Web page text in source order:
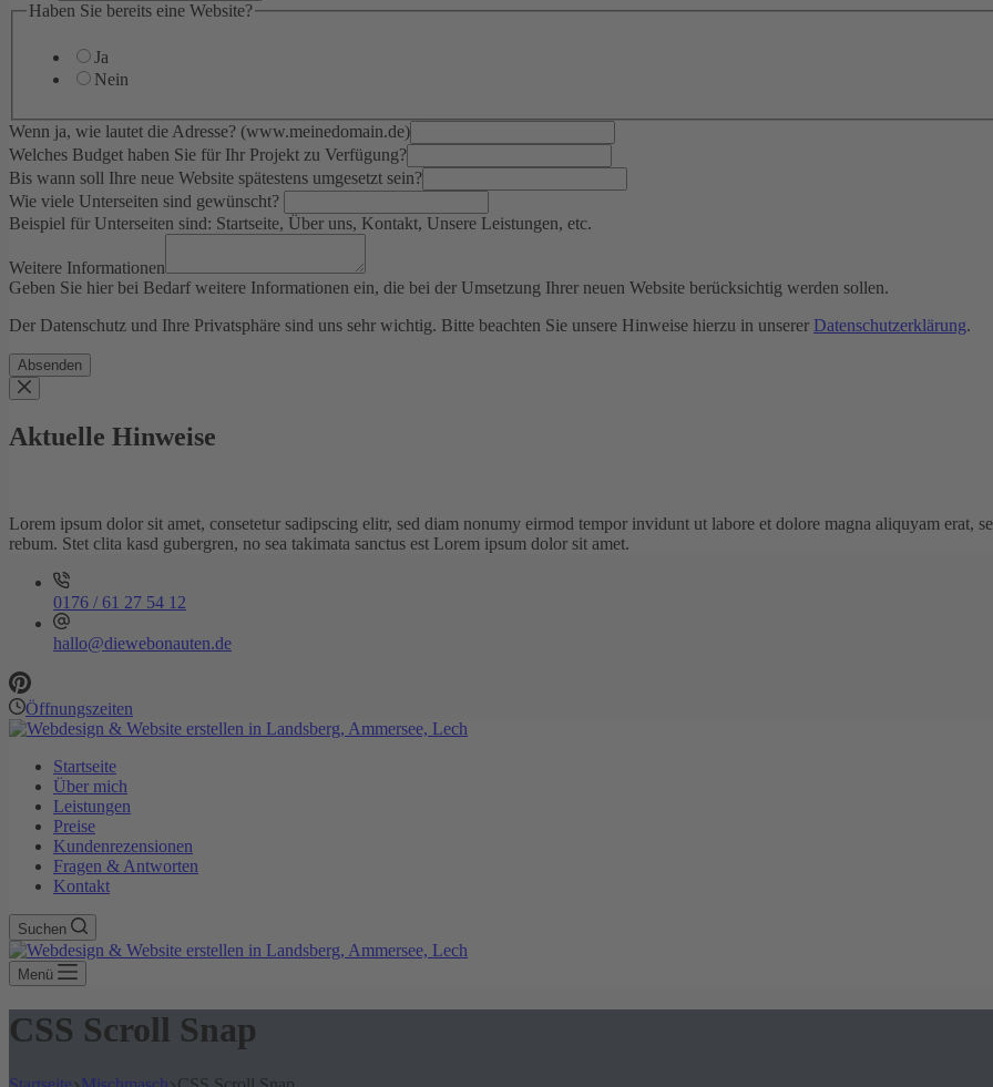
Haben Sie bereits eine Website?
Ja
Nein
Wenn ja, wie lautet die Adresse? (www.meinedomain.de)
Welches Budget haben Sie für Ihr Projekt zu Verfügung?
Bis wann soll Ihre neue Website spätestens umgesetzt sein?
Wie viele Unterseiten sind gewünscht?
Beispiel für Unterseiten sind: Startseite, Über uns, Kontakt, Unsere Leistungen, etc.
Weitere Informationen
Geben Sie hier bei Bedarf weitere Informationen ein, die bei der Umsetzung Ihrer neuen Website berücksichtig werden sollen.
Der Datenschutz und Ihre Privatsphäre sind uns sehr wichtig. Bitte beachten Sie unsere Hinweise hierzu in unserer Datenschutzerklärung.
Absenden
Aktuelle Hinweise
Lorem ipsum dolor sit amet, consetetur sadipscing elitr, sed diam nonumy eirmod tempor invidunt ut labore et dolore magna aliquyam erat,
rebum. Stet clita kasd gubergren, no sea takimata sanctus est Lorem ipsum dolor sit amet.
0176 / 61 27 54 12
hallo@diewebonauten.de
Öffnungszeiten
Startseite
Über mich
Leistungen
Preise
Kundenrezensionen
Fragen & Antworten
Kontakt
Suchen
Menü
CSS Scroll Snap